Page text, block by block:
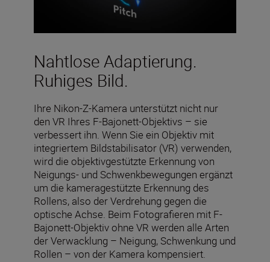
Nahtlose Adaptierung.
Ruhiges Bild.
Ihre Nikon-Z-Kamera unterstützt nicht nur
den VR Ihres F-Bajonett-Objektivs – sie
verbessert ihn. Wenn Sie ein Objektiv mit
integriertem Bildstabilisator (VR) verwenden,
wird die objektivgestützte Erkennung von
Neigungs- und Schwenkbewegungen ergänzt
um die kameragestützte Erkennung des
Rollens, also der Verdrehung gegen die
optische Achse. Beim Fotografieren mit F-
Bajonett-Objektiv ohne VR werden alle Arten
der Verwacklung – Neigung, Schwenkung und
Rollen – von der Kamera kompensiert.